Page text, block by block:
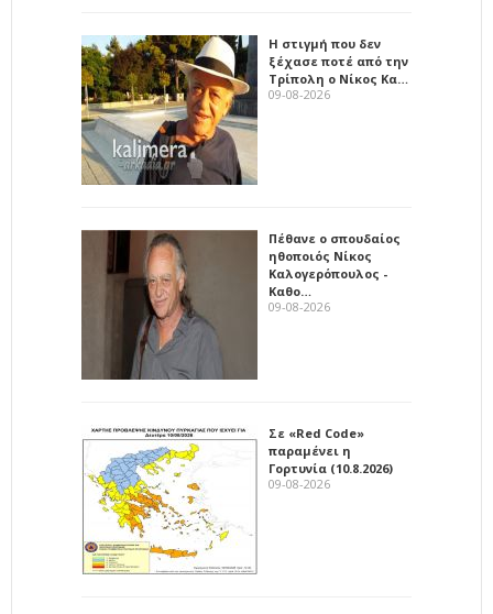
Η στιγμή που δεν
ξέχασε ποτέ από την
Τρίπολη ο Νίκος Κα…
09-08-2026
Πέθανε ο σπουδαίος
ηθοποιός Νίκος
Καλογερόπουλος -
Καθο…
09-08-2026
Σε «Red Code»
παραμένει η
Γορτυνία (10.8.2026)
09-08-2026